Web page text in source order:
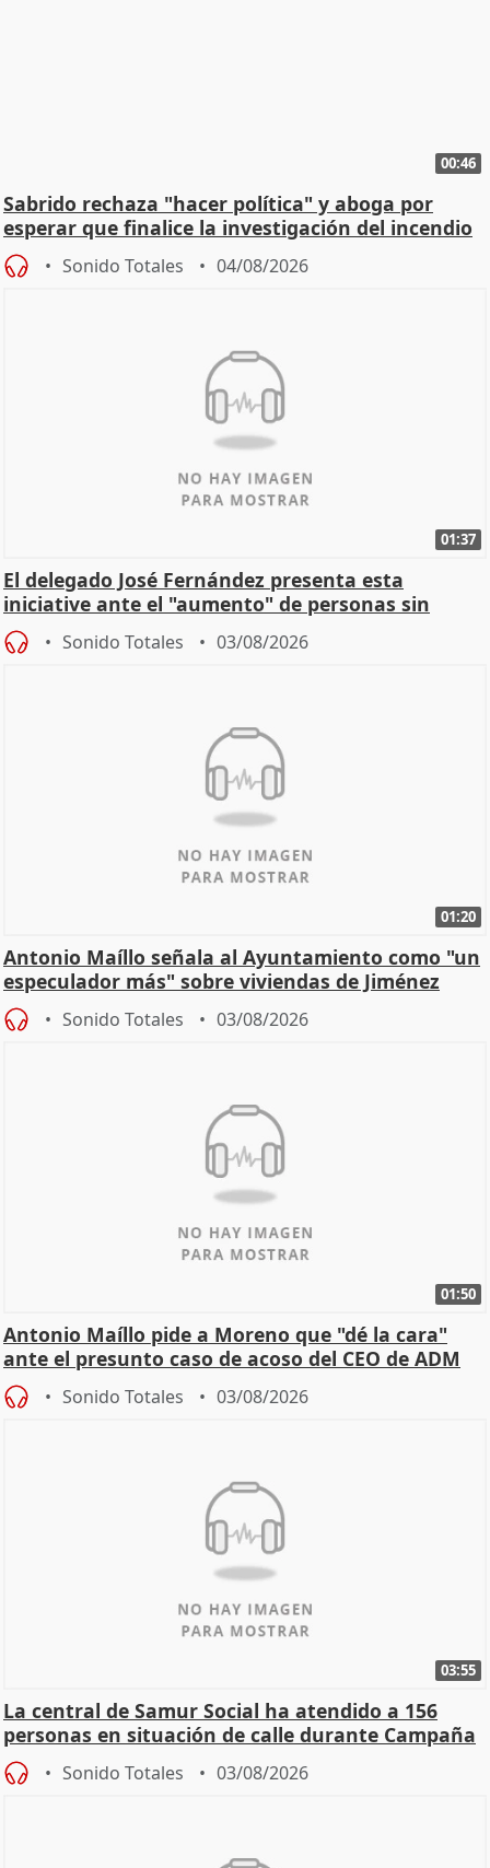
00:46
Sabrido rechaza "hacer política" y aboga por
esperar que finalice la investigación del incendio
Sonido Totales 04/08/2026
01:37
El delegado José Fernández presenta esta
iniciative ante el "aumento" de personas sin
hogar en Madri
Sonido Totales 03/08/2026
01:20
Antonio Maíllo señala al Ayuntamiento como "un
especulador más" sobre viviendas de Jiménez
Becerril
Sonido Totales 03/08/2026
01:50
Antonio Maíllo pide a Moreno que "dé la cara"
ante el presunto caso de acoso del CEO de ADM
Sonido Totales 03/08/2026
03:55
La central de Samur Social ha atendido a 156
personas en situación de calle durante Campaña
de Calor
Sonido Totales 03/08/2026